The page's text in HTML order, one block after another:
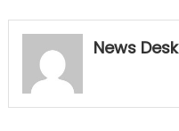
News Desk